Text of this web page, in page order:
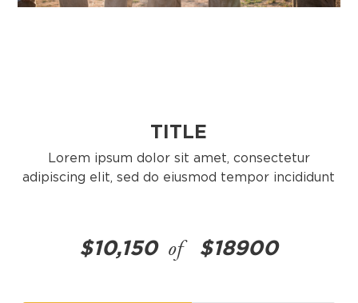
TITLE
Lorem ipsum dolor sit amet, consectetur
adipiscing elit, sed do eiusmod tempor incididunt
$10,150 of $18900